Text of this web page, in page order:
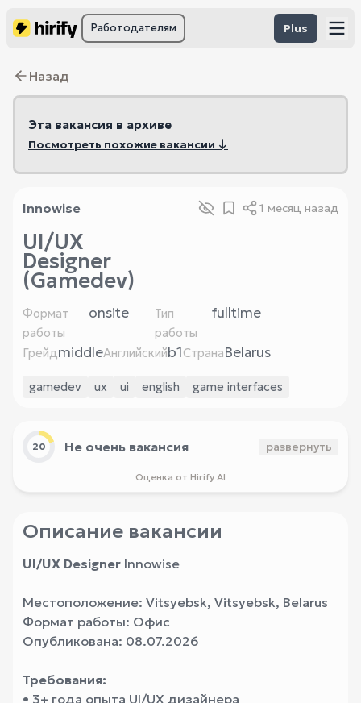
Работодателям Plus
Назад
Эта вакансия в архиве
Посмотреть похожие вакансии ↓
Innowise 1 месяц назад
UI/UX
Designer
(Gamedev)
Формат
работы
onsite
Тип
работы
fulltime
ГрейдmiddleАнглийскийb1СтранаBelarus
gamedev ux ui english game interfaces
20 Не очень вакансия развернуть
Оценка от Hirify AI
Описание вакансии
UI/UX Designer Innowise
Местоположение: Vitsyebsk, Vitsyebsk, Belarus
Формат работы: Офис
Опубликована: 08.07.2026
Требования:
• 3+ года опыта UI/UX дизайнера